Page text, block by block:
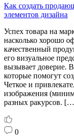
Как создать
элементов дизайна
Успех товара на
насколько хорошо
качественный
его визуальное
вызывает доверие.
которые помогут
Четкое и
изображения
разных ракурсов.
0